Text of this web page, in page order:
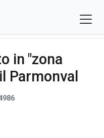
in "zona
Parmonval